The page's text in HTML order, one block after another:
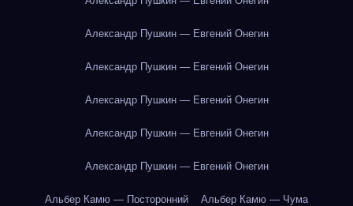
Александр Пушкин — Евгений Онегин
Александр Пушкин — Евгений Онегин
Александр Пушкин — Евгений Онегин
Александр Пушкин — Евгений Онегин
Александр Пушкин — Евгений Онегин
Альбер Камю — Посторонний Альбер Камю — Чума